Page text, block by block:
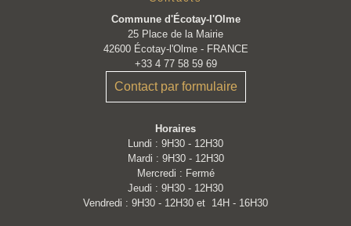
Commune d'Écotay-l'Olme
25 Place de la Mairie
42600 Écotay-l'Olme - FRANCE
+33 4 77 58 59 69
Contact par formulaire
Horaires
Lundi : 9H30 - 12H30
Mardi : 9H30 - 12H30
Mercredi : Fermé
Jeudi : 9H30 - 12H30
Vendredi : 9H30 - 12H30 et 14H - 16H30